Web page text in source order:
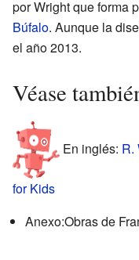
por Wright que forma
Búfalo. Aunque la
el año 2013.
Véase
En inglés: R.
for Kids
Anexo:Obras de